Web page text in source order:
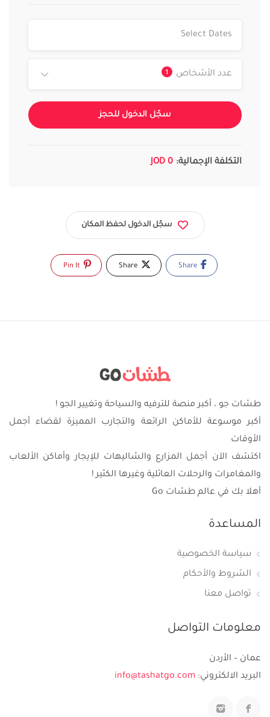
عدد الأشخاص 1
سجّل الدخول للحجز
التكلفة الإجمالية: 0 JOD
سجّل الدخول لحفظ المكان
طشات جو ، أكبر منصة للترفيه والسياحة وتغيير الجو !
أكبر موسوعة للأماكن الرائعة والتجارب المميزة لقضاء أجمل
الأوقات
اكتشف الآن أجمل المزارع والشاليهات للإيجار وأماكن الألعاب
والمغامرات والرحلات العائلية وغيرها الكثير !
أهلا بك في عالم طشات Go
المساعدة
سياسة الخصوصية
الشروط والأحكام
تواصل معنا
معلومات التواصل
عمان – الأردن
البريد الالكتروني: info@tashatgo.com